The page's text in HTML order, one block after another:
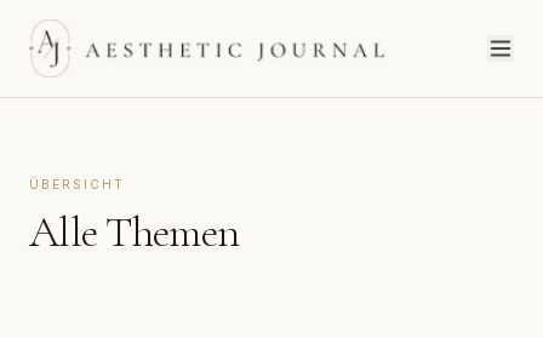
ÜBERSICHT
Alle Themen